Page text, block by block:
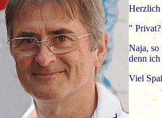
Herzlich
"
Naja, so
denn
Viel